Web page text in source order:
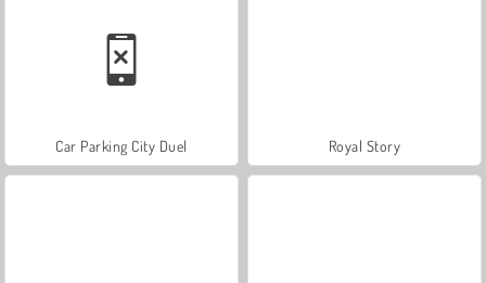
Car Parking City Duel Royal Story